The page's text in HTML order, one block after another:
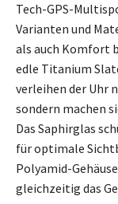
Tech-GPS-
Varianten und
als auch Komfort
edle Titanium
verleihen der Uhr
sondern machen
Das Saphirglas
für optimale
Polyamid-
gleichzeitig das